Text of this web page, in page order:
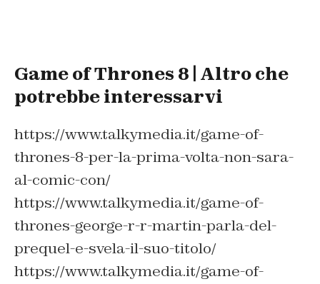
Game of Thrones 8 | Altro che
potrebbe interessarvi
https://www.talkymedia.it/game-of-
thrones-8-per-la-prima-volta-non-sara-
al-comic-con/
https://www.talkymedia.it/game-of-
thrones-george-r-r-martin-parla-del-
prequel-e-svela-il-suo-titolo/
https://www.talkymedia.it/game-of-